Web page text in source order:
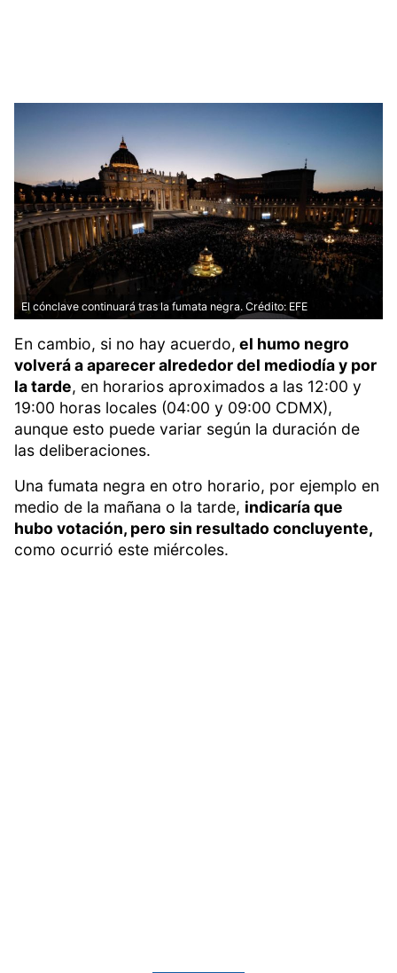
El cónclave continuará tras la fumata negra. Crédito: EFE
En cambio, si no hay acuerdo, el humo negro
volverá a aparecer alrededor del mediodía y por
la tarde, en horarios aproximados a las 12:00 y
19:00 horas locales (04:00 y 09:00 CDMX),
aunque esto puede variar según la duración de
las deliberaciones.
Una fumata negra en otro horario, por ejemplo en
medio de la mañana o la tarde, indicaría que
hubo votación, pero sin resultado concluyente,
como ocurrió este miércoles.